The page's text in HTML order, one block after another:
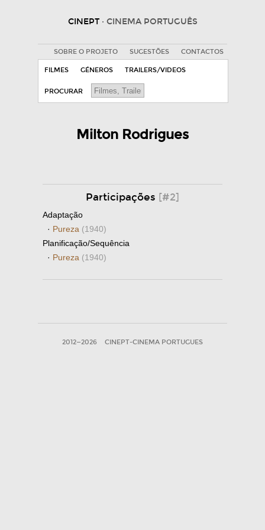
CINEPT · CINEMA PORTUGUÊS
SOBRE O PROJETO SUGESTÕES CONTACTOS
FILMES GÉNEROS TRAILERS/VIDEOS
PROCURAR
Milton Rodrigues
Participações [#2]
Adaptação
· Pureza (1940)
Planificação/Sequência
· Pureza (1940)
2012—2026 CINEPT-CINEMA PORTUGUES